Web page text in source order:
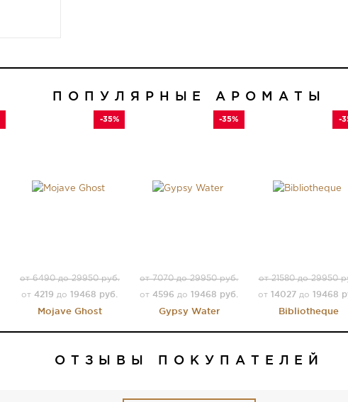
ПОПУЛЯРНЫЕ АРОМАТЫ
-35%
от 6490 до 29950 руб.
от4219 до19468 руб.
Mojave Ghost
-35%
от 7070 до 29950 руб.
от4596 до19468 руб.
Gypsy Water
-
от 21580 до 29950
от 14027до 19468
Bibliotheque
ОТЗЫВЫ ПОКУПАТЕЛЕЙ